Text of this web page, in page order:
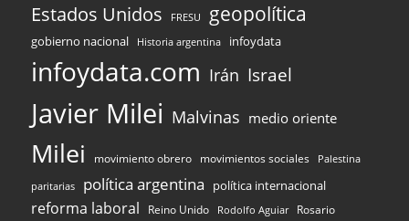
Estados Unidos FRESU geopolítica
gobierno nacional Historia argentina infoydata
infoydata.com Irán Israel
Javier Milei Malvinas medio oriente
Milei movimiento obrero movimientos sociales Palestina
paritarias política argentina política internacional
reforma laboral Reino Unido Rodolfo Aguiar Rosario